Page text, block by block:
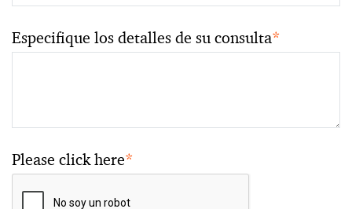
Especifique los detalles de su consulta*
Please click here*